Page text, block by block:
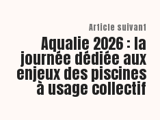
Article suivant
Aqualie 2026 : la
journée dédiée aux
enjeux des piscines
à usage collectif